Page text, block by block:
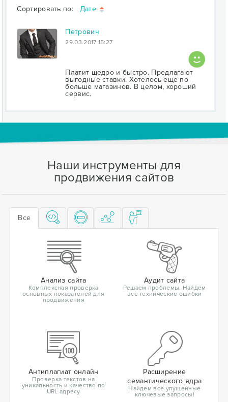
Сортировать по: Дате
Петрович
29.03.2017 15:27
Платит щедро и быстро. Предлагают
выгодные ставки. Хотелось еще по
больше магазинов. В целом, хороший
сервис.
Наши инструменты для
продвижения сайтов
Все
Анализ сайта
Комплексная проверка
основных показателей для
продвижения
Аудит сайта
Решаем проблемы. Найдем
все технические ошибки
Антиплагиат онлайн
Проверка текстов на
уникальность и качество по
URL адресу
Расширение
семантического ядра
Найдем все упущенные
ключевые запросы!